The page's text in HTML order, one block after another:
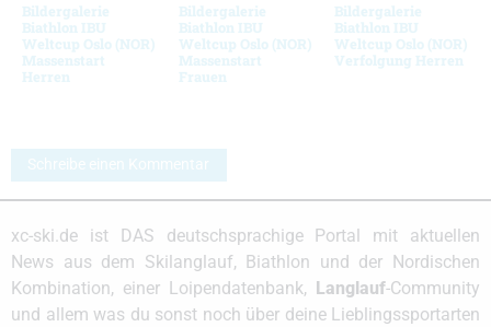
Bildergalerie
Biathlon IBU
Weltcup Oslo (NOR)
Massenstart
Herren
Bildergalerie
Biathlon IBU
Weltcup Oslo (NOR)
Massenstart
Frauen
Bildergalerie
Biathlon IBU
Weltcup Oslo (NOR)
Verfolgung Herren
Schreibe einen Kommentar
xc-ski.de ist DAS deutschsprachige Portal mit aktuellen
News aus dem Skilanglauf, Biathlon und der Nordischen
Kombination, einer Loipendatenbank,
Langlauf-Community
und allem was du sonst noch über deine Lieblingssportarten